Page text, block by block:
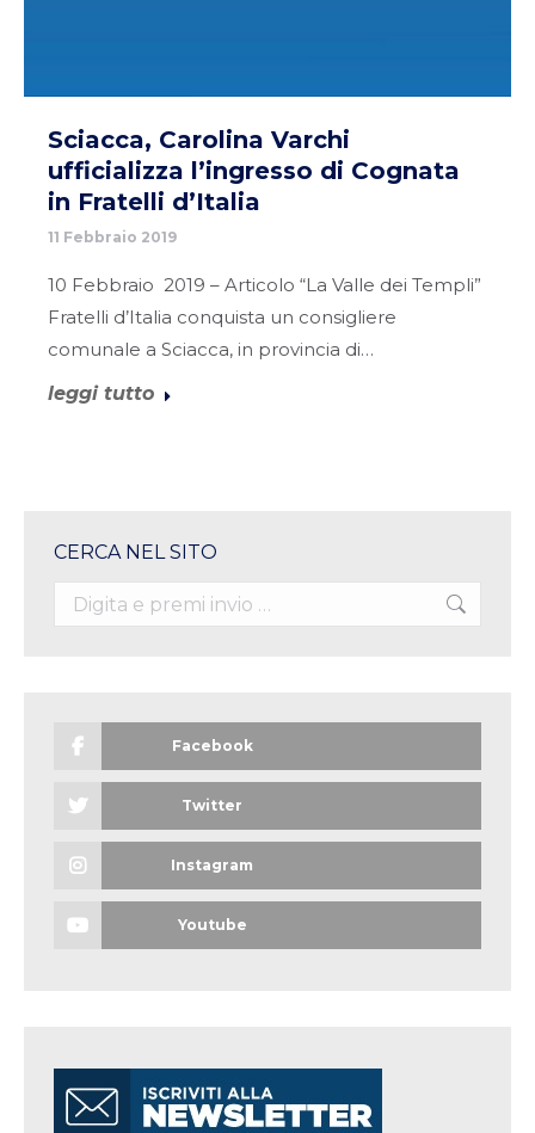
Sciacca, Carolina Varchi
ufficializza l’ingresso di Cognata
in Fratelli d’Italia
11 Febbraio 2019
10 Febbraio 2019 – Articolo “La Valle dei Templi”
Fratelli d’Italia conquista un consigliere
comunale a Sciacca, in provincia di…
leggi tutto
CERCA NEL SITO
Search:
Facebook
Twitter
Instagram
Youtube